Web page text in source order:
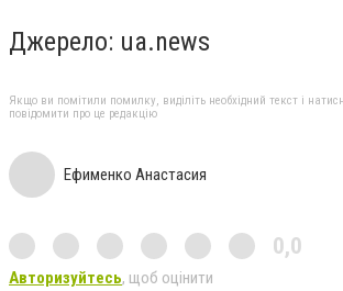
Джерело: ua.news
Якщо ви помітили помилку, виділіть необхідний текст і
повідомити про це редакцію
Ефименко Анастасия
0,0
Авторизуйтесь, щоб оцінити